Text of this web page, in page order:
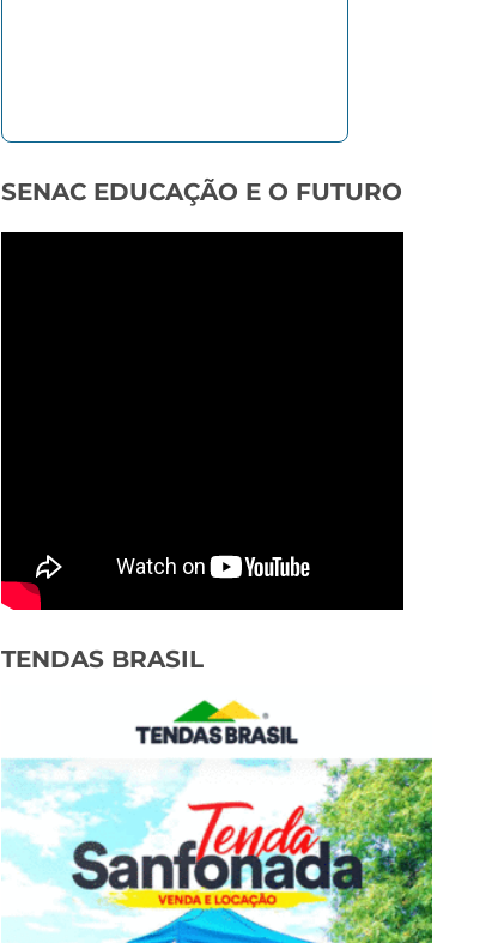
SENAC EDUCAÇÃO E O FUTURO
TENDAS BRASIL